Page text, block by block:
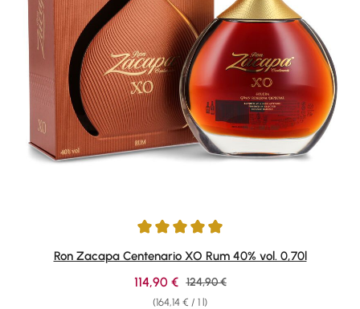
Ron Zacapa Centenario XO Rum 40% vol. 0,70l
(164,14 € / 1 l)
Sale price:
114,90 € Regular price:
124,90 €